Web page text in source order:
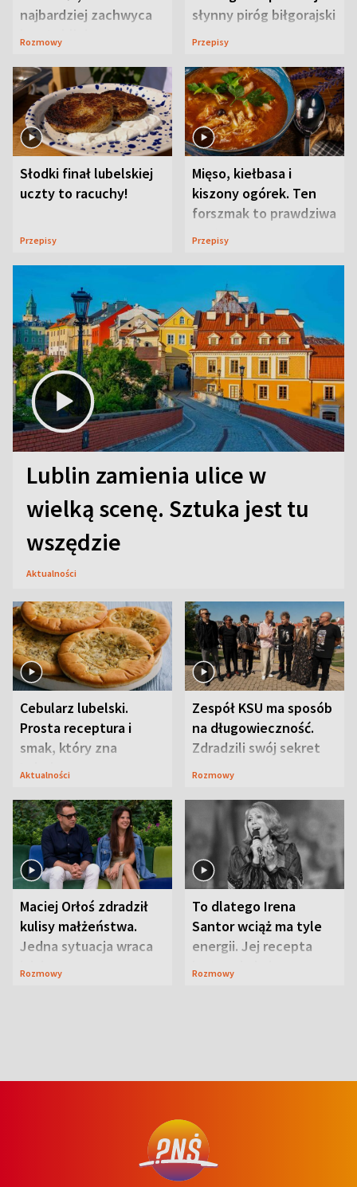
najbardziej zachwyca
ją w Lublinie
Rozmowy
słynny piróg biłgorajski
Przepisy
Słodki finał lubelskiej
uczty to racuchy!
Przepisy
Mięso, kiełbasa i
kiszony ogórek. Ten
forszmak to prawdziwa
uczta
Przepisy
Lublin zamienia ulice w
wielką scenę. Sztuka jest tu
wszędzie
Aktualności
Cebularz lubelski.
Prosta receptura i
smak, który zna
Lubelszczyzna
Aktualności
Zespół KSU ma sposób
na długowieczność.
Zdradzili swój sekret
Rozmowy
Maciej Orłoś zdradził
kulisy małżeństwa.
Jedna sytuacja wraca
jak bumerang
Rozmowy
To dlatego Irena
Santor wciąż ma tyle
energii. Jej recepta
jest zaskakująco
Rozmowy